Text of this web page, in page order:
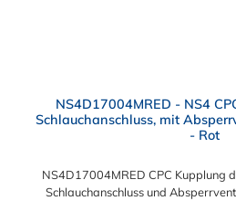
NS4D17004MRED - NS4
Schlauchanschluss, mit
- Rot
NS4D17004MRED CPC Kupplung
Schlauchanschluss und